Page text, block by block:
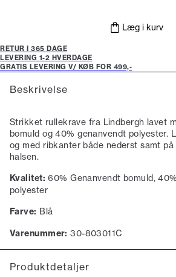
Læg i kurv
RETUR I 365 DAGE
LEVERING 1-2 HVERDAGE
GRATIS LEVERING V/ KØB FOR 499,-
Beskrivelse
Strikket rullekrave fra Lindbergh lavet
bomuld og 40% genanvendt polyester.
og med ribkanter både nederst samt
halsen.
Kvalitet: 60% Genanvendt bomuld,
polyester
Farve: Blå
Varenummer: 30-803011C
Produktdetaljer